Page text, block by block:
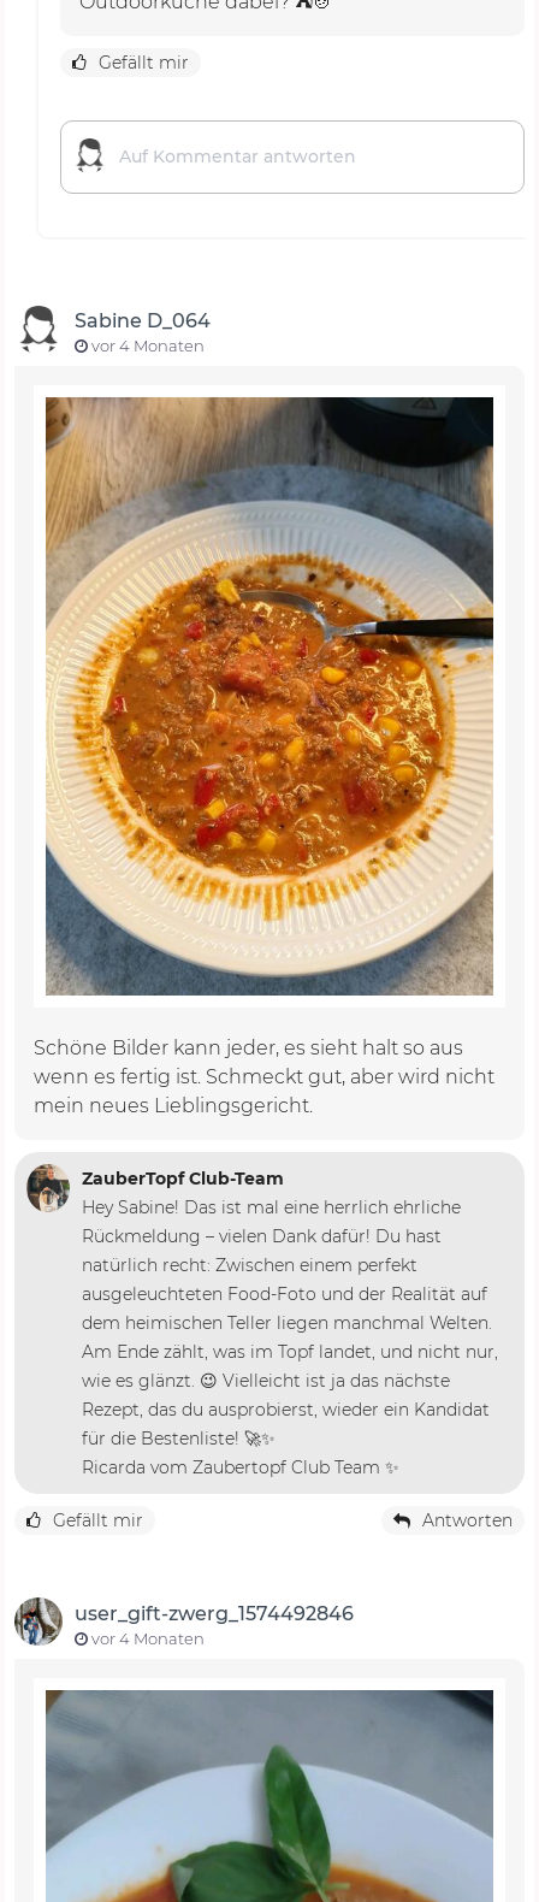
Gefällt mir
Sabine D_064
vor 4 Monaten
Schöne Bilder kann jeder, es sieht halt so aus
wenn es fertig ist. Schmeckt gut, aber wird nicht
mein neues Lieblingsgericht.
ZauberTopf Club-Team
Hey Sabine! Das ist mal eine herrlich ehrliche
Rückmeldung – vielen Dank dafür! Du hast
natürlich recht: Zwischen einem perfekt
ausgeleuchteten Food-Foto und der Realität auf
dem heimischen Teller liegen manchmal Welten.
Am Ende zählt, was im Topf landet, und nicht nur,
wie es glänzt. 😉 Vielleicht ist ja das nächste
Rezept, das du ausprobierst, wieder ein Kandidat
für die Bestenliste! 🚀✨
Ricarda vom Zaubertopf Club Team ✨
Gefällt mir Antworten
user_gift-zwerg_1574492846
vor 4 Monaten